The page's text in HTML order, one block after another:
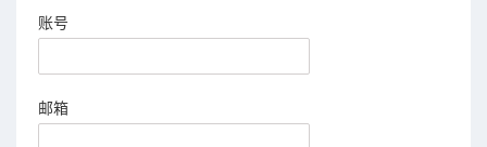
账号
邮箱